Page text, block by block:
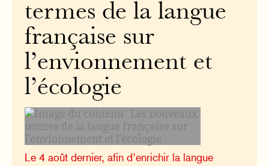
termes de la langue
française sur
l’envionnement et
l’écologie
Le 4 août dernier, afin d’enrichir la langue